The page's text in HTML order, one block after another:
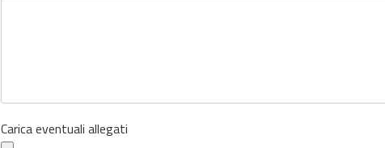
Carica eventuali allegati